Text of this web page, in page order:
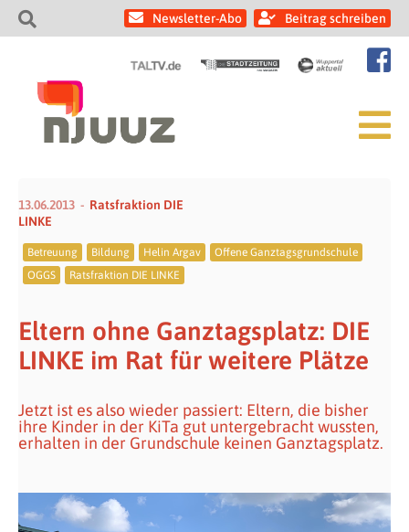
Newsletter-Abo Beitrag schreiben
13.06.2013
Ratsfraktion DIE
LINKE
Betreuung Bildung Helin Argav
Offene Ganztagsgrundschule
OGGS
Ratsfraktion DIE LINKE
Eltern ohne Ganztagsplatz: DIE
LINKE im Rat für weitere Plätze
Jetzt ist es also wieder passiert: Eltern, die bisher
ihre Kinder in der KiTa gut untergebracht wussten,
erhalten in der Grundschule keinen Ganztagsplatz.